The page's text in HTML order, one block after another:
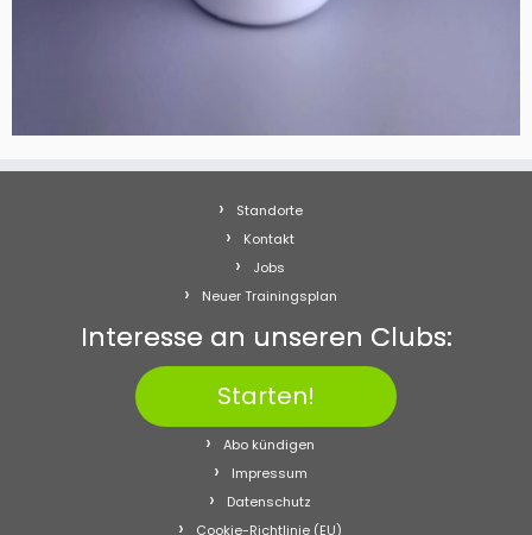
Standorte
Kontakt
Jobs
Neuer Trainingsplan
Interesse an unseren Clubs:
Starten!
Abo kündigen
Impressum
Datenschutz
Cookie-Richtlinie (EU)